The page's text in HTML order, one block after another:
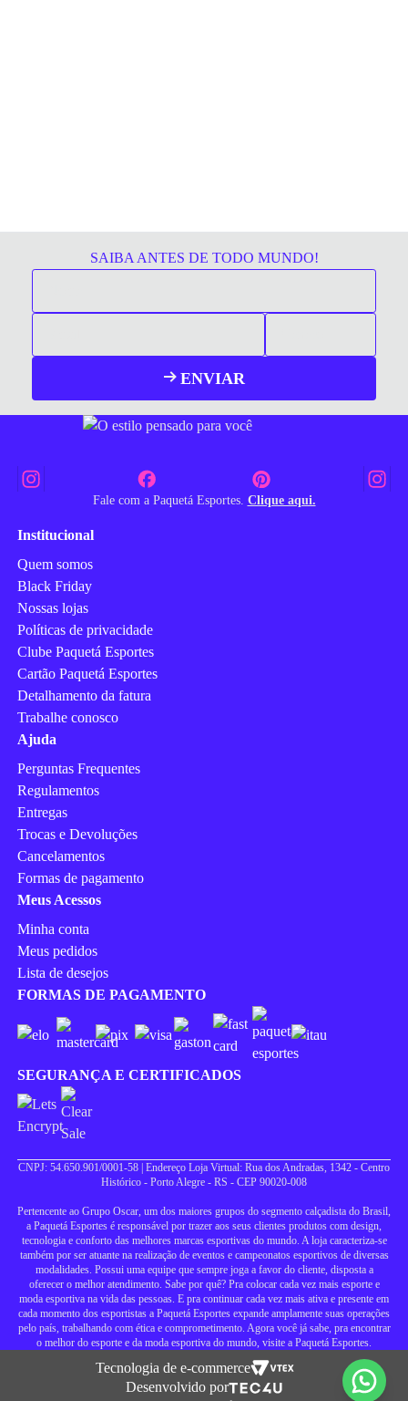
SAIBA ANTES DE TODO MUNDO!
ENVIAR
Fale com a Paquetá Esportes. Clique aqui.
Institucional
Quem somos
Black Friday
Nossas lojas
Políticas de privacidade
Clube Paquetá Esportes
Cartão Paquetá Esportes
Detalhamento da fatura
Trabalhe conosco
Ajuda
Perguntas Frequentes
Regulamentos
Entregas
Trocas e Devoluções
Cancelamentos
Formas de pagamento
Meus Acessos
Minha conta
Meus pedidos
Lista de desejos
FORMAS DE PAGAMENTO
SEGURANÇA E CERTIFICADOS
CNPJ: 54.650.901/0001-58 | Endereço Loja Virtual: Rua dos Andradas, 1342 - Centro
Histórico - Porto Alegre - RS - CEP 90020-008
Pertencente ao Grupo Oscar, um dos maiores grupos do segmento calçadista do Brasil,
a Paquetá Esportes é responsável por trazer aos seus clientes produtos com design,
tecnologia e conforto das melhores marcas esportivas do mundo. A loja caracteriza-se
também por ser atuante na realização de eventos e campeonatos esportivos de diversas
modalidades. Possui uma equipe que sempre joga a favor do cliente, disposta a
oferecer o melhor atendimento. Sabe por quê? Pra colocar cada vez mais esporte e
moda esportiva na vida das pessoas. E pra continuar cada vez mais ativa e presente em
cada momento dos esportistas a Paquetá Esportes expande amplamente suas operações
pelo país, trabalhando com ética e comprometimento. Agora você já sabe, pra encontrar
o melhor do esporte e da moda esportiva do mundo, visite a Paquetá Esportes.
Tecnologia de e-commerce
Desenvolvido por